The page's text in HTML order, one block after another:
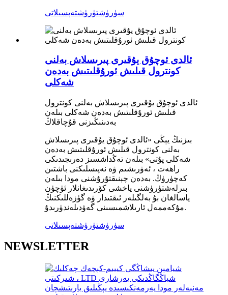
سۈرۈشتۈرۈشتەپسىلاتى
ئالدى ئوچۇق يۇقىرى پىرىسلاش بەلنى
كونترول قىلىش ئورۇقلىتىش بەدەن
شەكلى
ئالدى ئوچۇق يۇقىرى پىرىسلاش بەلنى كونترول
قىلىش ئورۇقلىتىش بەدەن شەكلى بىلەن
بەدىنىڭىزنى قۇچاقلاڭ
بىزنىڭ يېڭى «ئالدى ئوچۇق يۇقىرى پىرىسلاش
بەلنى كونترول قىلىش ئورۇقلىتىش بەدەن
شەكلى پۇتى» بىلەن تەڭداشسىز دەرىجىدىكى
راھەت ، ئەۋرىشىم ۋە نەپىسلىكنى باشتىن
كەچۈرۈڭ. بەدەن چېنىقتۇرۇشنى مودا بىلەن
بىرلەشتۈرۈشنى ياخشى كۆرىدىغانلار ئۈچۈن
ياسالغان بۇ بەلگىلەر ئىقتىدار ۋە گۈزەللىكنىڭ
مۇكەممەل ئارىلاشمىسىنى گەۋدىلەندۈرىدۇ.
سۈرۈشتۈرۈشتەپسىلاتى
NEWSLETTER